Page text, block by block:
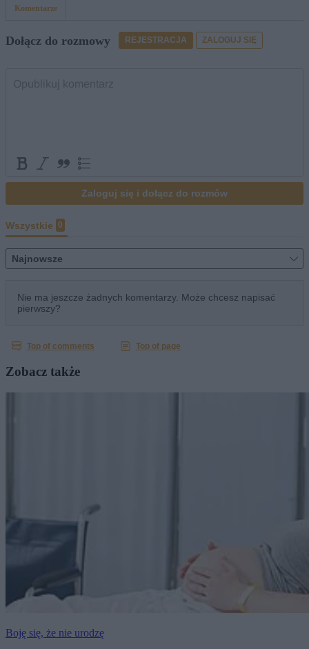
Zobacz także
Boję się, że nie urodzę